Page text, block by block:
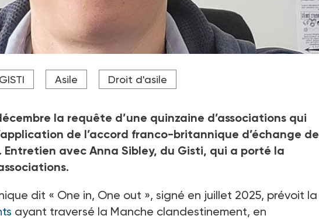
cynique ne respecte en rien les droits fondamentaux des
GISTI Asile Droit d'asile
la requête d’une quinzaine d’associations qui
de l’accord franco-britannique d’échange de
Entretien avec Anna Sibley, du Gisti, qui a porté la
dit « One in, One out », signé en juillet 2025, prévoit la
ayant traversé la Manche clandestinement, en